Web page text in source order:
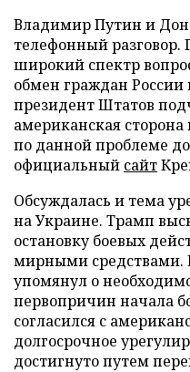
Владимир Путин и
телефонный разговор.
широкий спектр
обмен граждан
президент Штатов
американская
по данной проблеме
официальный сайт
Обсуждалась и тема
на Украине. Трамп
остановку боевых
мирными средствами.
упомянул о
первопричин начала
согласился с
долгосрочное
достигнуто путем